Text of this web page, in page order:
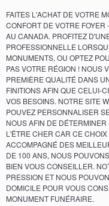
FAITES L'ACHAT DE VOTRE
CONFORT DE VOTRE
AU CANADA. PROFITEZ
PROFESSIONNELLE
MONUMENTS, OU OPTEZ
PAS VOTRE RÉGION ! NOUS
PREMIÈRE QUALITÉ DANS
FINITIONS AFIN QUE CELUI-
VOS BESOINS. NOTRE SITE
POUVEZ PERSONNALISER
NOUS AFIN DE
L'ÊTRE CHER CAR CE
ACCOMPAGNÉ DES
DE 100 ANS, NOUS
BIEN VOUS CONSEILLER.
PRESSION ET NOUS
DOMICILE POUR VOUS
MONUMENT FUNÉRAIRE.